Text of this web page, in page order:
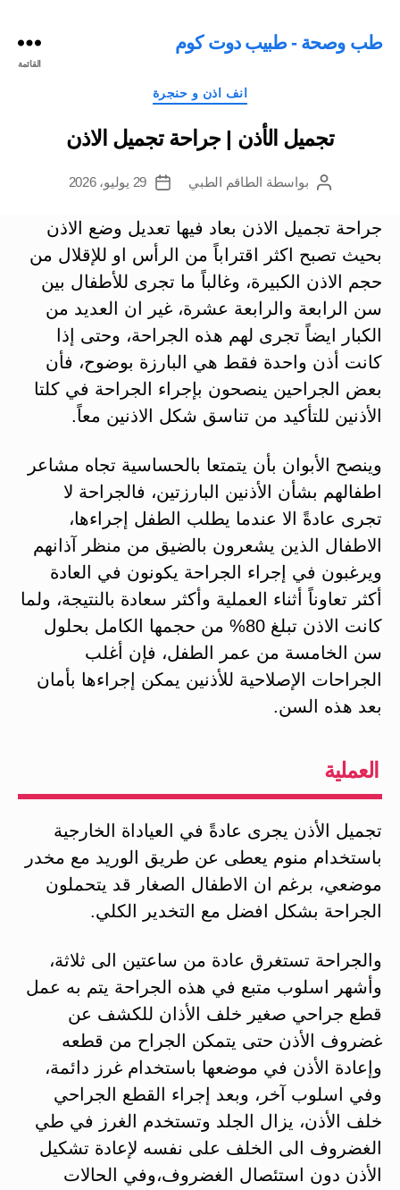
طب وصحة - طبيب دوت كوم
القائمة
التصنيفات
انف اذن و حنجرة
تجميل الأذن | جراحة تجميل الاذن
كاتببواسطة الطاقم الطبي
تاريخ
29 يوليو، 2026
جراحة تجميل الاذن بعاد فيها تعديل وضع الاذن
بحيث تصبح اكثر اقتراباً من الرأس او للإقلال من
حجم الاذن الكبيرة، وغالباً ما تجرى للأطفال بين
سن الرابعة والرابعة عشرة، غير ان العديد من
الكبار ايضاً تجرى لهم هذه الجراحة، وحتى إذا
كانت أذن واحدة فقط هي البارزة بوضوح، فأن
بعض الجراحين ينصحون بإجراء الجراحة في كلتا
الأذنين للتأكيد من تناسق شكل الاذنين معاً.
وينصح الأبوان بأن يتمتعا بالحساسية تجاه مشاعر
اطفالهم بشأن الأذنين البارزتين، فالجراحة لا
تجرى عادةً الا عندما يطلب الطفل إجراءها،
الاطفال الذين يشعرون بالضيق من منظر آذانهم
ويرغبون في إجراء الجراحة يكونون في العادة
أكثر تعاوناً أثناء العملية وأكثر سعادة بالنتيجة، ولما
كانت الاذن تبلغ 80% من حجمها الكامل بحلول
سن الخامسة من عمر الطفل، فإن أغلب
الجراحات الإصلاحية للأذنين يمكن إجراءها بأمان
بعد هذه السن.
العملية
تجميل الأذن يجرى عادةً في العياداة الخارجية
باستخدام منوم يعطى عن طريق الوريد مع مخدر
موضعي، برغم ان الاطفال الصغار قد يتحملون
الجراحة بشكل افضل مع التخدير الكلي.
والجراحة تستغرق عادة من ساعتين الى ثلاثة،
وأشهر اسلوب متبع في هذه الجراحة يتم به عمل
قطع جراحي صغير خلف الأذان للكشف عن
غضروف الأذن حتى يتمكن الجراح من قطعه
وإعادة الأذن في موضعها باستخدام غرز دائمة،
وفي اسلوب آخر، وبعد إجراء القطع الجراحي
خلف الأذن، يزال الجلد وتستخدم الغرز في طي
الغضروف الى الخلف على نفسه لإعادة تشكيل
الأذن دون استئصال الغضروف،وفي الحالات